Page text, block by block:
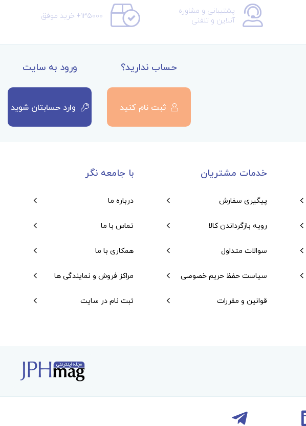
پشتیبانی و مشاوره
آنلاین و تلفنی 135000+ خرید موفق
ورود به سایت
وارد حسابتان شوید
حساب ندارید؟
ثبت نام کنید
خدمات مشتریان
پیگیری سفارش
رویه بازگرداندن کالا
سوالات متداول
سیاست حفظ حریم خصوصی
قوانین و مقررات
با جامعه نگر
درباره ما
تماس با ما
همکاری با ما
مراکز فروش و نمایندگی ها
ثبت نام در سایت